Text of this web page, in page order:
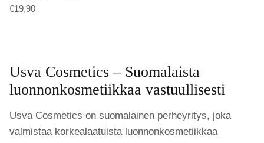
€19,90
Usva Cosmetics – Suomalaista
luonnonkosmetiikkaa vastuullisesti
Usva Cosmetics on suomalainen perheyritys, joka
valmistaa korkealaatuista luonnonkosmetiikkaa